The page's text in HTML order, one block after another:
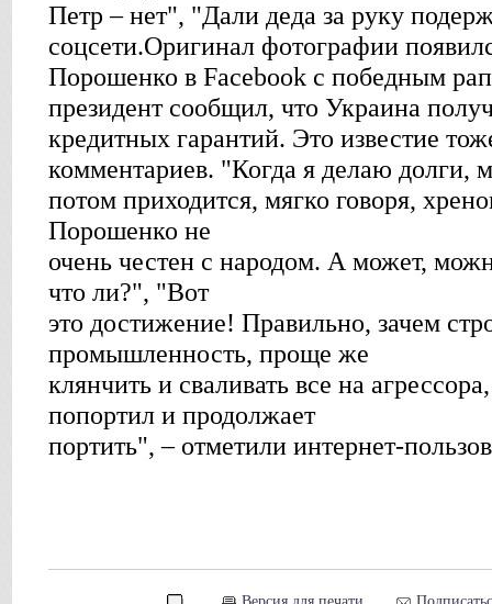
Петр – нет", "Дали деда за руку
соцсети.Оригинал фотографии
Порошенко в Facebook с победным
президент сообщил, что Украина
кредитных гарантий. Это известие
комментариев. "Когда я делаю долги,
потом приходится, мягко говоря,
Порошенко не
очень честен с народом. А может,
что ли?", "Вот
это достижение! Правильно, зачем
промышленность, проще же
клянчить и сваливать все на
попортил и продолжает
портить", – отметили интернет-